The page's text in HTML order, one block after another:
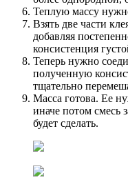
Теплую массу
Взять две части
добавляя
консистенция
Теперь нужно
полученную
тщательно
Масса готова. Ее
иначе потом смесь
будет сделать.